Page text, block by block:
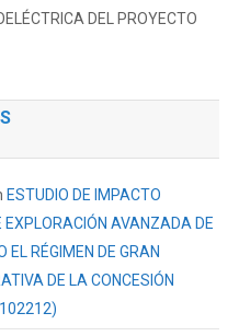
DEL PROYECTO
ESTUDIO DE IMPACTO
AVANZADA DE
RÉGIMEN DE GRAN
DE LA CONCESIÓN